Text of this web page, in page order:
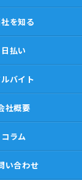
を知る
日払い
バイト
社概要
コラム
い合わせ